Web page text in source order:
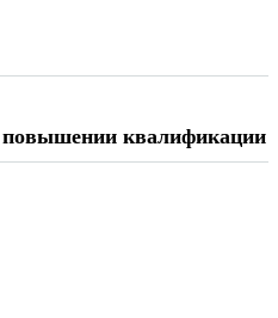
повышении квалификации